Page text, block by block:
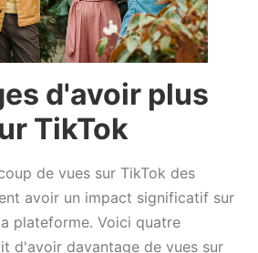
d'avoir plus
TikTok
de vues sur TikTok des
avoir un impact significatif sur
plateforme. Voici quatre
d'avoir davantage de vues sur